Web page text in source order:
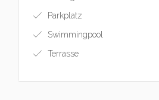
Parkplatz
Swimmingpool
Terrasse